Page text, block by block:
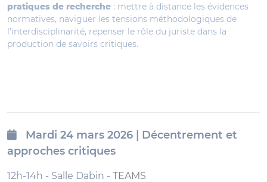
pratiques de recherche : mettre à distance les évidences
normatives, naviguer les tensions méthodologiques de
l'interdisciplinarité, repenser le rôle du juriste dans la
production de savoirs critiques.
Mardi 24 mars 2026 | Décentrement et
approches critiques
12h-14h - Salle Dabin - TEAMS